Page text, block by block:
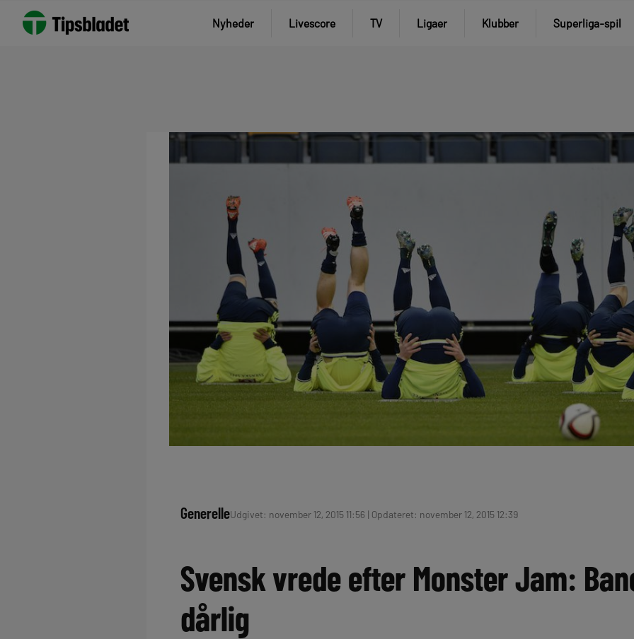
Nyheder Livescore TV Ligaer Klubber Superliga-spil
GenerelleUdgivet: november 12, 2015 11:56 | Opdateret: november 12, 2015 12:39
Svensk vrede efter Monster Jam:
dårlig